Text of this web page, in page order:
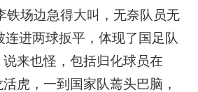
铁场边急得大叫，无奈队员无
进两球扳平，体现了国足队
来也怪，包括归化球员在
虎，一到国家队蔫头巴脑，